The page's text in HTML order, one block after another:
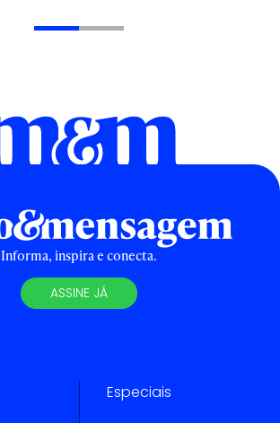
Informa, inspira e conecta.
ASSINE JÁ
Especiais